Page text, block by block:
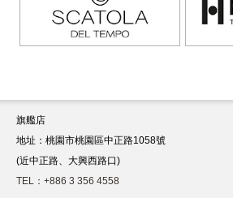
旗艦店
地址：桃園市桃園區中正路1058號
(近中正路、大興西路口)
TEL：+886 3 356 4558